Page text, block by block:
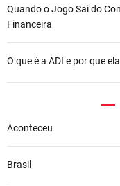
Quando o Jogo Sai do
Financeira
O que é a ADI e por que
Aconteceu
Brasil